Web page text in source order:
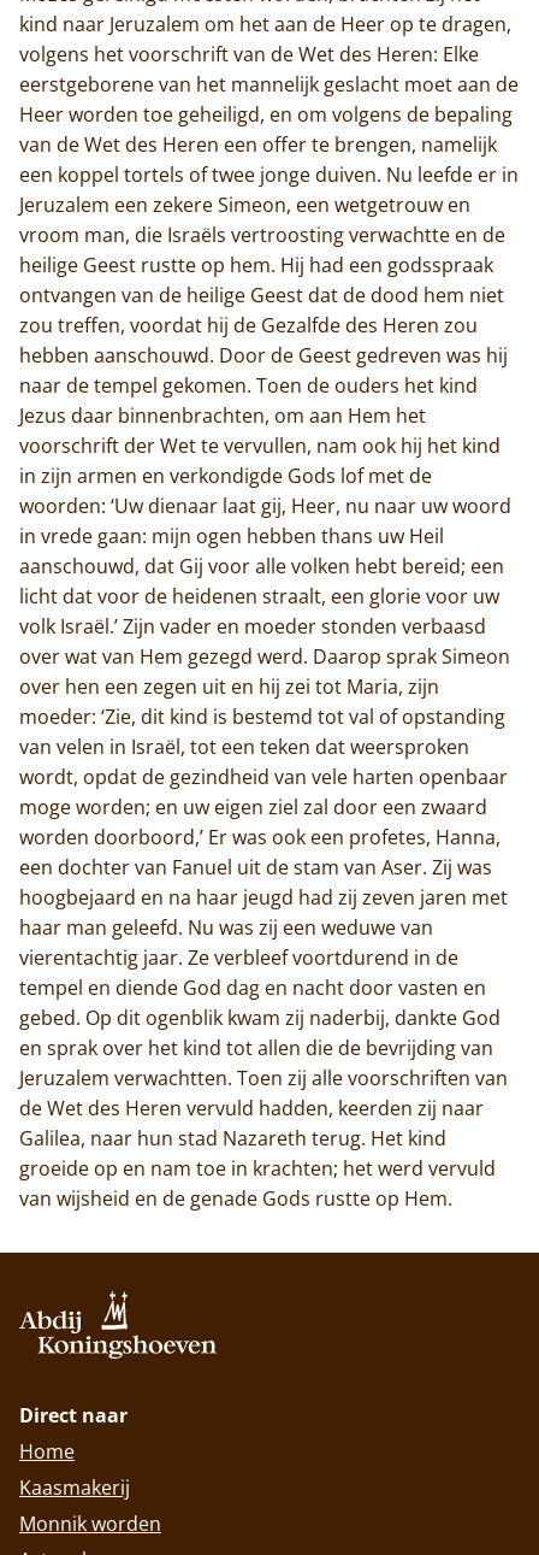
kind naar Jeruzalem om het aan de Heer op te dragen,
volgens het voorschrift van de Wet des Heren: Elke
eerstgeborene van het mannelijk geslacht moet aan de
Heer worden toe geheiligd, en om volgens de bepaling
van de Wet des Heren een offer te brengen, namelijk
een koppel tortels of twee jonge duiven. Nu leefde er in
Jeruzalem een zekere Simeon, een wetgetrouw en
vroom man, die Israëls vertroosting verwachtte en de
heilige Geest rustte op hem. Hij had een godsspraak
ontvangen van de heilige Geest dat de dood hem niet
zou treffen, voordat hij de Gezalfde des Heren zou
hebben aanschouwd. Door de Geest gedreven was hij
naar de tempel gekomen. Toen de ouders het kind
Jezus daar binnenbrachten, om aan Hem het
voorschrift der Wet te vervullen, nam ook hij het kind
in zijn armen en verkondigde Gods lof met de
woorden: ‘Uw dienaar laat gij, Heer, nu naar uw woord
in vrede gaan: mijn ogen hebben thans uw Heil
aanschouwd, dat Gij voor alle volken hebt bereid; een
licht dat voor de heidenen straalt, een glorie voor uw
volk Israël.’ Zijn vader en moeder stonden verbaasd
over wat van Hem gezegd werd. Daarop sprak Simeon
over hen een zegen uit en hij zei tot Maria, zijn
moeder: ‘Zie, dit kind is bestemd tot val of opstanding
van velen in Israël, tot een teken dat weersproken
wordt, opdat de gezindheid van vele harten openbaar
moge worden; en uw eigen ziel zal door een zwaard
worden doorboord,’ Er was ook een profetes, Hanna,
een dochter van Fanuel uit de stam van Aser. Zij was
hoogbejaard en na haar jeugd had zij zeven jaren met
haar man geleefd. Nu was zij een weduwe van
vierentachtig jaar. Ze verbleef voortdurend in de
tempel en diende God dag en nacht door vasten en
gebed. Op dit ogenblik kwam zij naderbij, dankte God
en sprak over het kind tot allen die de bevrijding van
Jeruzalem verwachtten. Toen zij alle voorschriften van
de Wet des Heren vervuld hadden, keerden zij naar
Galilea, naar hun stad Nazareth terug. Het kind
groeide op en nam toe in krachten; het werd vervuld
van wijsheid en de genade Gods rustte op Hem.
Direct naar
Home
Kaasmakerij
Monnik worden